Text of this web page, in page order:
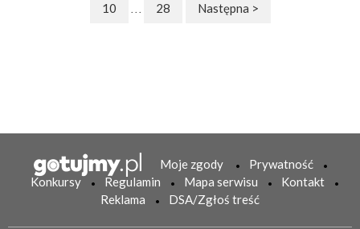
10 . . . 28 Następna >
Moje zgody
Prywatność
Konkursy
Regulamin Mapa serwisu
Kontakt
Reklama
DSA/Zgłoś treść